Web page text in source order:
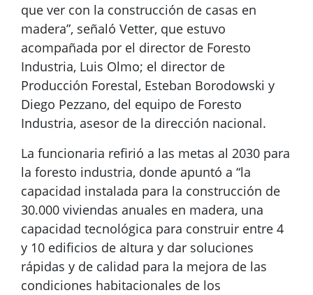
que ver con la construcción de casas en
madera”, señaló Vetter, que estuvo
acompañada por el director de Foresto
Industria, Luis Olmo; el director de
Producción Forestal, Esteban Borodowski y
Diego Pezzano, del equipo de Foresto
Industria, asesor de la dirección nacional.
La funcionaria refirió a las metas al 2030 para
la foresto industria, donde apuntó a “la
capacidad instalada para la construcción de
30.000 viviendas anuales en madera, una
capacidad tecnológica para construir entre 4
y 10 edificios de altura y dar soluciones
rápidas y de calidad para la mejora de las
condiciones habitacionales de los